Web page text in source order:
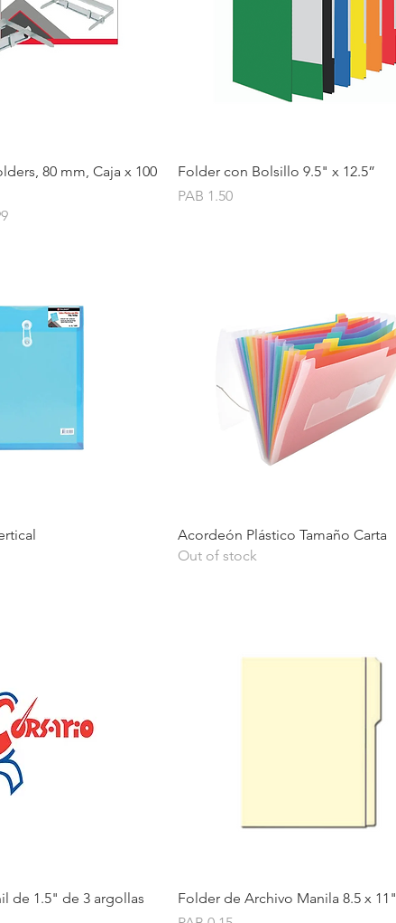
View
80 mm, Caja x 100
Quick View
Folder con Bolsillo 9.5" x 12.5”
Price
PAB 1.50
View Quick View
Acordeón Plástico Tamaño Carta
Out of stock
View
de 1.5" de 3 argollas
Quick View
Folder de Archivo Manila 8.5 x 11"